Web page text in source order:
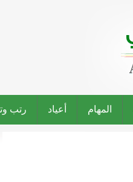
المهام أعياد رتب